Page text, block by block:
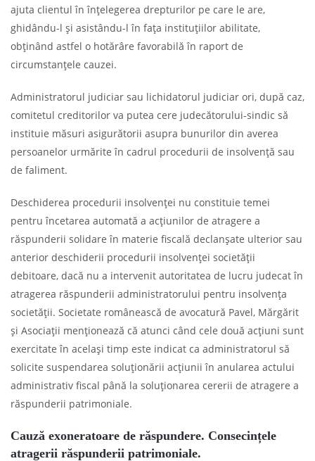
ajuta clientul în înțelegerea drepturilor pe care le are,
ghidându-l și asistându-l în fața instituțiilor abilitate,
obținând astfel o hotărâre favorabilă în raport de
circumstanțele cauzei.
Administratorul judiciar sau lichidatorul judiciar ori, după caz,
comitetul creditorilor va putea cere judecătorului-sindic să
instituie măsuri asigurătorii asupra bunurilor din averea
persoanelor urmărite în cadrul procedurii de insolvență sau
de faliment.
Deschiderea procedurii insolvenței nu constituie temei
pentru încetarea automată a acțiunilor de atragere a
răspunderii solidare în materie fiscală declanșate ulterior sau
anterior deschiderii procedurii insolvenței societății
debitoare, dacă nu a intervenit autoritatea de lucru judecat în
atragerea răspunderii administratorului pentru insolvența
societății. Societate românească de avocatură Pavel, Mărgărit
și Asociații menționează că atunci când cele două acțiuni sunt
exercitate în același timp este indicat ca administratorul să
solicite suspendarea soluționării acțiunii în anularea actului
administrativ fiscal până la soluționarea cererii de atragere a
răspunderii patrimoniale.
Cauză exoneratoare de răspundere. Consecințele
atragerii răspunderii patrimoniale.